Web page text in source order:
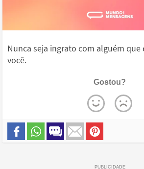
Nunca seja ingrato com alguém que
você.
Gostou?